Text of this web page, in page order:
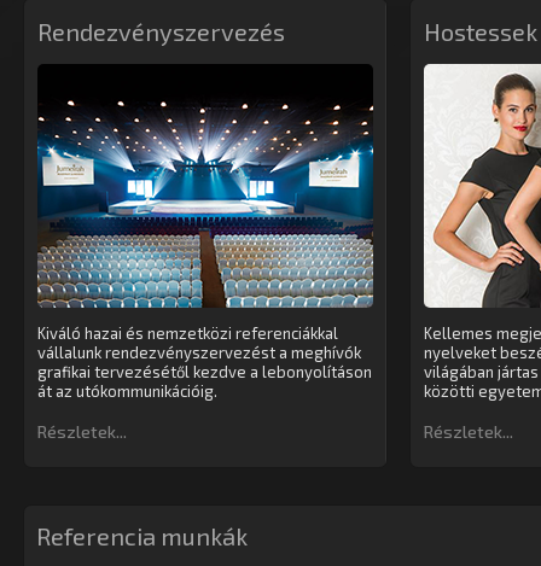
Rendezvényszervezés
Kiváló hazai és nemzetközi referenciákkal
vállalunk rendezvényszervezést a meghívók
grafikai tervezésétől kezdve a lebonyolításon
át az utókommunikációig.
Részletek...
Hostessek
Kellemes
nyelveket
világában
közötti
Részletek...
Referencia munkák